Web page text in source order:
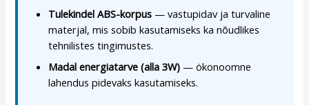
Tulekindel ABS-korpus — vastupidav ja turvaline
materjal, mis sobib kasutamiseks ka nõudlikes
tehnilistes tingimustes.
Madal energiatarve (alla 3W) — ökonoomne
lahendus pidevaks kasutamiseks.